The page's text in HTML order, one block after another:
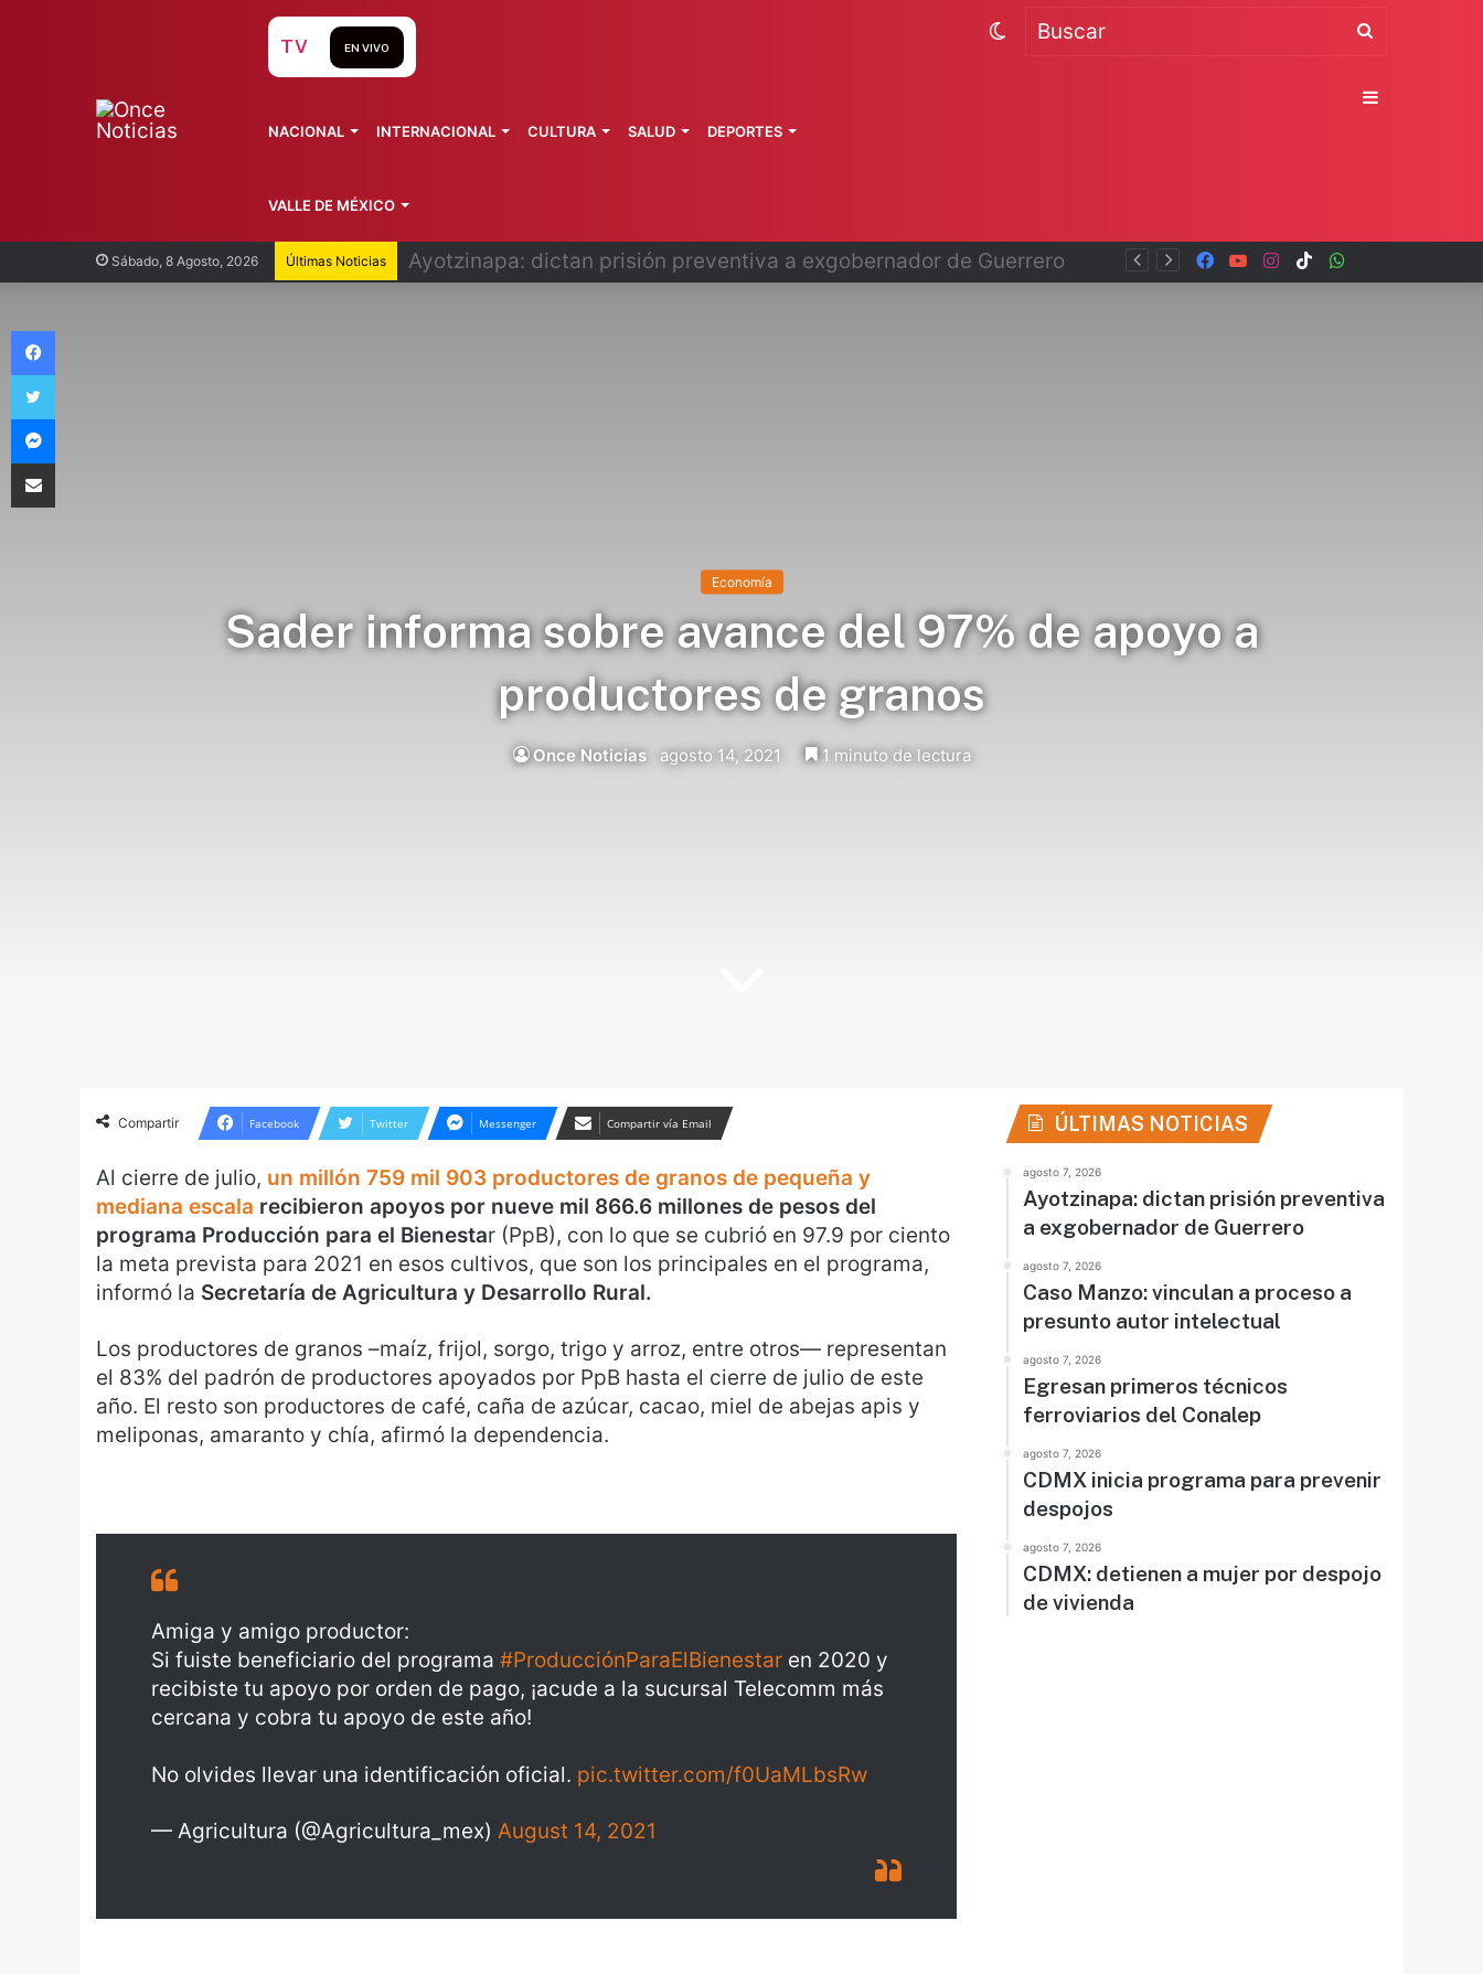
Sábado, 8 Agosto, 2026 Últimas Noticias Infantino se disculpa tras polémico plan de FIFA TikTok
Instagram
YouTube
Facebook
TV EN VIVO
NACIONAL INTERNACIONAL CULTURA SALUD DEPORTES
VALLE DE MÉXICO
Switch
Economía
Sader informa sobre avance del 97% de apoyo a
productores de granos
Once Noticias agosto 14, 2021 1 minuto de lectura
Compartir Facebook Twitter Messenger Compartir vía Email
Al cierre de julio, un millón 759 mil 903 productores de granos de pequeña y
mediana escala recibieron apoyos por nueve mil 866.6 millones de pesos del
programa Producción para el Bienestar (PpB), con lo que se cubrió en 97.9 por ciento
la meta prevista para 2021 en esos cultivos, que son los principales en el programa,
informó la Secretaría de Agricultura y Desarrollo Rural.
Los productores de granos –maíz, frijol, sorgo, trigo y arroz, entre otros— representan
el 83% del padrón de productores apoyados por PpB hasta el cierre de julio de este
año. El resto son productores de café, caña de azúcar, cacao, miel de abejas apis y
meliponas, amaranto y chía, afirmó la dependencia.
Amiga y amigo productor:
Si fuiste beneficiario del programa #ProducciónParaElBienestar en 2020 y
recibiste tu apoyo por orden de pago, ¡acude a la sucursal Telecomm más
cercana y cobra tu apoyo de este año!
No olvides llevar una identificación oficial. pic.twitter.com/f0UaMLbsRw
— Agricultura (@Agricultura_mex) August 14, 2021
ÚLTIMAS NOTICIAS
agosto 7, 2026
Ayotzinapa: dictan prisión preventiva
a exgobernador de Guerrero
agosto 7, 2026
Caso Manzo: vinculan a proceso a
presunto autor intelectual
agosto 7, 2026
Egresan primeros técnicos
ferroviarios del Conalep
agosto 7, 2026
CDMX inicia programa para prevenir
despojos
agosto 7, 2026
CDMX: detienen a mujer por despojo
de vivienda